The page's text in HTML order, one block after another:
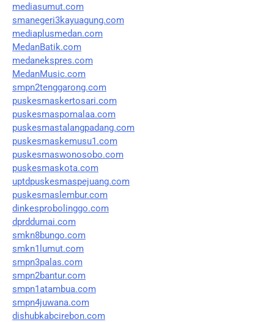
mediasumut.com
smanegeri3kayuagung.com
mediaplusmedan.com
MedanBatik.com
medanekspres.com
MedanMusic.com
smpn2tenggarong.com
puskesmaskertosari.com
puskesmaspomalaa.com
puskesmastalangpadang.com
puskesmaskemusu1.com
puskesmaswonosobo.com
puskesmaskota.com
uptdpuskesmaspejuang.com
puskesmaslembur.com
dinkesprobolinggo.com
dprddumai.com
smkn8bungo.com
smkn1lumut.com
smpn3palas.com
smpn2bantur.com
smpn1atambua.com
smpn4juwana.com
dishubkabcirebon.com